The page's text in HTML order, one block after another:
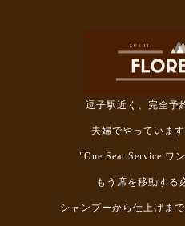
逗子駅近く、完全予
夫婦でやっていま
"One Seat Service
もう席を移動する
シャンプーから仕上げま